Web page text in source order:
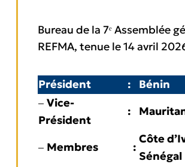
Bureau de la 7ᵉ Assemblée
REFMA, tenue le 14 avril
Président : Bénin
– Vice-
Président
:
– Membres :
Côte
Sénégal